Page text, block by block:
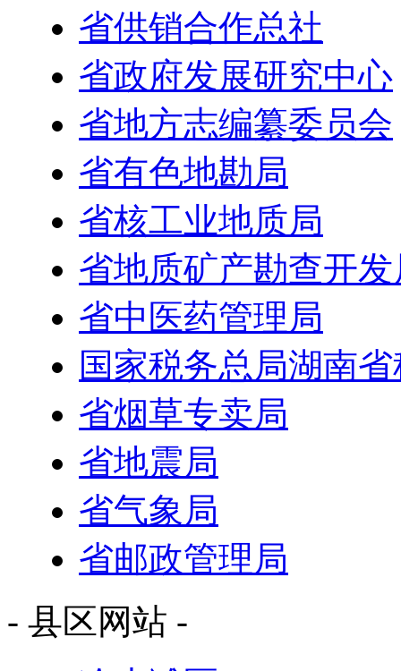
省供销合作总社
省政府发展研究中心
省地方志编纂委员会
省有色地勘局
省核工业地质局
省地质矿产勘查开发
省中医药管理局
国家税务总局湖南
省烟草专卖局
省地震局
省气象局
省邮政管理局
- 县区网站 -